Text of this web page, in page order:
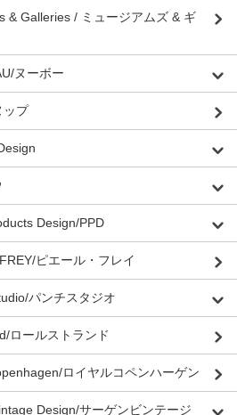
& Galleries / ミュージアムズ & ギ
ヌーボー
ップ
Design/PPD
ピエール・フレイ
パンチスタジオ
ロールストランド
ロイヤルコペンハーゲン
Design/サーゲンビンテージ